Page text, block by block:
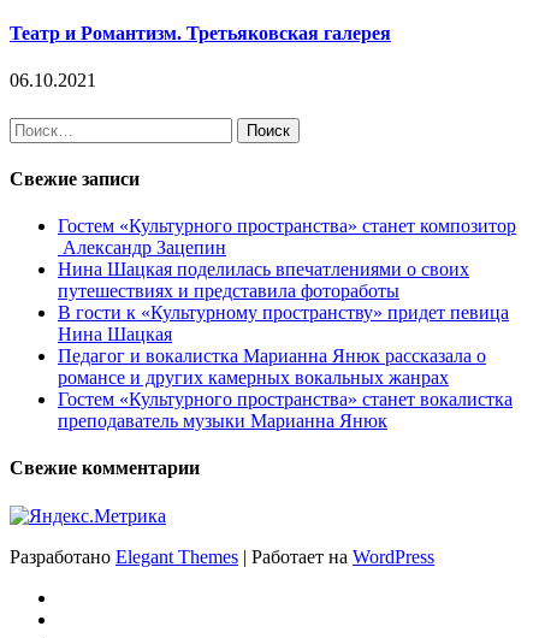
Театр и Романтизм. Третьяковская галерея
06.10.2021
Найти:
Свежие записи
Гостем «Культурного пространства» станет композитор
Александр Зацепин
Нина Шацкая поделилась впечатлениями о своих
путешествиях и представила фотоработы
В гости к «Культурному пространству» придет певица
Нина Шацкая
Педагог и вокалистка Марианна Янюк рассказала о
романсе и других камерных вокальных жанрах
Гостем «Культурного пространства» станет вокалистка
преподаватель музыки Марианна Янюк
Свежие комментарии
Разработано Elegant Themes | Работает на WordPress